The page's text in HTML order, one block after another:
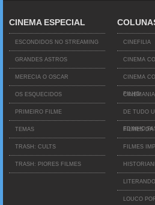
CINEMA ESPECIAL
ESCONDIDOS NO STREAMING
GRANDES ASTROS
MERECIA O OSCAR
OS ESQUECIDOS
PRIMEIRO FILME
TEMAS
TRASH: CULTS
TRASH: PIORES FILMES
CINEFILIA
CINEMA
CINEMA
FILHO
CINEMANIA
DE TUDO
EDINHO
FILMES DA
FILMES
LITERANDO
LOUCO